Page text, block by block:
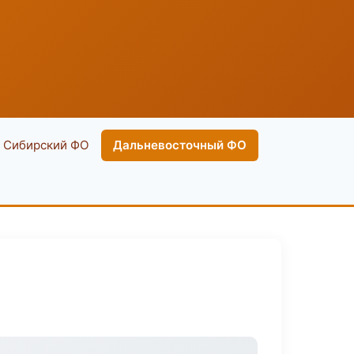
Сибирский ФО Дальневосточный ФО